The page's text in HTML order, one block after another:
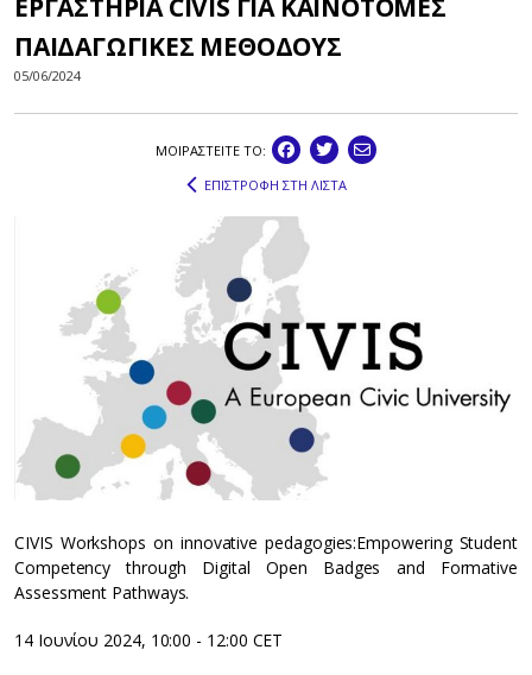
ΕΡΓΑΣΤΗΡΙΑ CIVIS ΓΙΑ ΚΑΙΝΟΤΟΜΕΣ
ΠΑΙΔΑΓΩΓΙΚΕΣ ΜΕΘΟΔΟΥΣ
05/06/2024
ΜΟΙΡΑΣΤEIΤΕ ΤΟ:
ΕΠΙΣΤΡΟΦΗ ΣΤΗ ΛΙΣΤΑ
CIVIS Workshops on innovative pedagogies:Empowering Student
Competency through Digital Open Badges and Formative
Assessment Pathways.
14 Ιουνίου 2024, 10:00 - 12:00 CET